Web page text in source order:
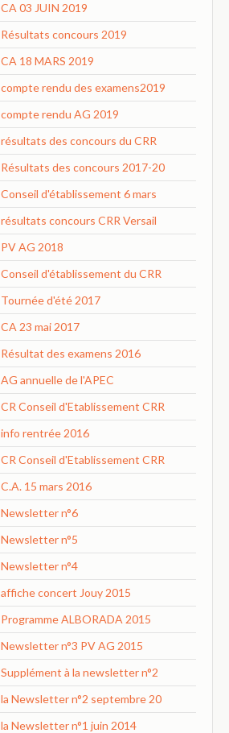
CA 03 JUIN 2019
Résultats concours 2019
CA 18 MARS 2019
compte rendu des examens2019
compte rendu AG 2019
résultats des concours du CRR
Résultats des concours 2017-20
Conseil d'établissement 6 mars
résultats concours CRR Versail
PV AG 2018
Conseil d'établissement du CRR
Tournée d'été 2017
CA 23 mai 2017
Résultat des examens 2016
AG annuelle de l'APEC
CR Conseil d'Etablissement CRR
info rentrée 2016
CR Conseil d'Etablissement CRR
C.A. 15 mars 2016
Newsletter n°6
Newsletter n°5
Newsletter n°4
affiche concert Jouy 2015
Programme ALBORADA 2015
Newsletter n°3 PV AG 2015
Supplément à la newsletter n°2
la Newsletter n°2 septembre 20
la Newsletter n°1 juin 2014